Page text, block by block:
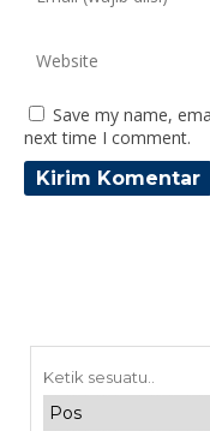
Save my name,
next time I comment.